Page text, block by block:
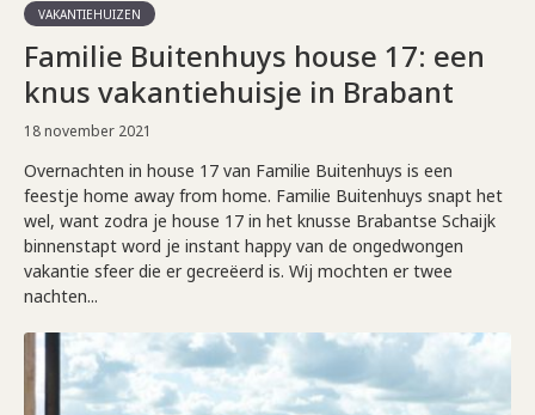
VAKANTIEHUIZEN
Familie Buitenhuys house 17: een
knus vakantiehuisje in Brabant
18 november 2021
Overnachten in house 17 van Familie Buitenhuys is een
feestje home away from home. Familie Buitenhuys snapt het
wel, want zodra je house 17 in het knusse Brabantse Schaijk
binnenstapt word je instant happy van de ongedwongen
vakantie sfeer die er gecreëerd is. Wij mochten er twee
nachten...